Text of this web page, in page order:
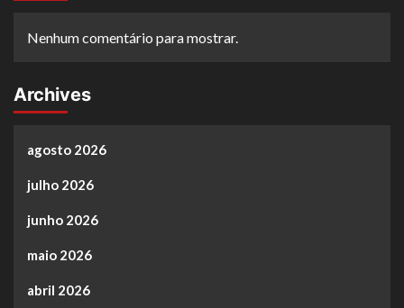
Nenhum comentário para mostrar.
Archives
agosto 2026
julho 2026
junho 2026
maio 2026
abril 2026